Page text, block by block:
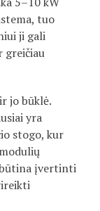
tuo
ji gali
greičiau
jo būklė.
yra
stogo, kur
įvertinti